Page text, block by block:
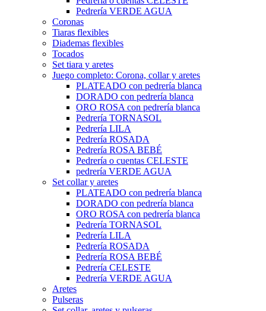
Pedrería VERDE AGUA
Coronas
Tiaras flexibles
Diademas flexibles
Tocados
Set tiara y aretes
Juego completo: Corona, collar y aretes
PLATEADO con pedrería blanca
DORADO con pedrería blanca
ORO ROSA con pedrería blanca
Pedrería TORNASOL
Pedrería LILA
Pedrería ROSADA
Pedrería ROSA BEBÉ
Pedrería o cuentas CELESTE
pedrería VERDE AGUA
Set collar y aretes
PLATEADO con pedrería blanca
DORADO con pedrería blanca
ORO ROSA con pedrería blanca
Pedrería TORNASOL
Pedrería LILA
Pedrería ROSADA
Pedrería ROSA BEBÉ
Pedrería CELESTE
Pedrería VERDE AGUA
Aretes
Pulseras